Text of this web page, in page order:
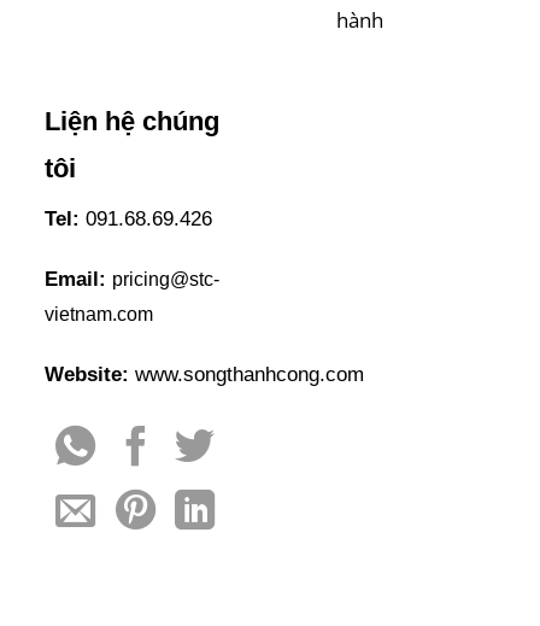
hành
Liện hệ chúng
tôi
Tel: 091.68.69.426
Email: pricing@stc-
vietnam.com
Website:www.songthanhcong.com